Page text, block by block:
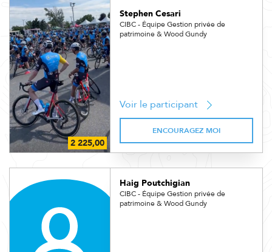
Stephen Cesari
CIBC - Équipe Gestion privée de
patrimoine & Wood Gundy
Voir le participant
ENCOURAGEZ MOI
Haig Poutchigian
CIBC - Équipe Gestion privée de
patrimoine & Wood Gundy